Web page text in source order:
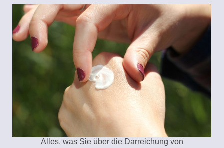
Alles, was Sie über die Darreichung von